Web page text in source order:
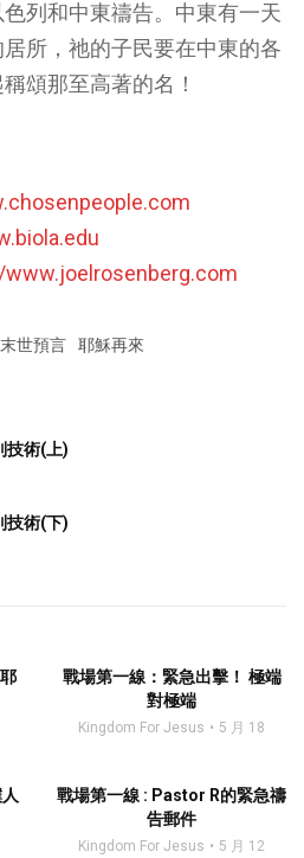
列和中東禱告。中東有一天
所，祂的子民要在中東的各
頌那至高著的名！
www.joelrosenberg.com
末世預言 耶穌再來
技術(上)
技術(下)
戰場第一線：緊急出擊！ 極端
對極端
Kingdom For Jesus 5 月 18
戰場第一線 : Pastor R的緊急禱
告郵件
Kingdom For Jesus 5 月 12